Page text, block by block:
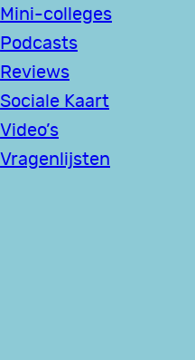
Mini-colleges
Podcasts
Reviews
Sociale Kaart
Video’s
Vragenlijsten